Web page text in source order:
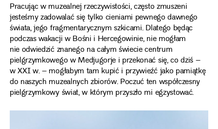
Pracując w muzealnej rzeczywistości, często zmuszeni
jesteśmy zadowalać się tylko cieniami pewnego dawnego
świata, jego fragmentarycznym szkicami. Dlatego będąc
podczas wakacji w Bośni i Hercegowinie, nie mogłam
nie odwiedzić znanego na całym świecie centrum
pielgrzymkowego w Medjugorje i przekonać się, co dziś –
w XXI w. – mogłabym tam kupić i przywieźć jako pamiątkę
do naszych muzealnych zbiorów. Poczuć ten współczesny
pielgrzymkowy świat, w którym przyszło mi egzystować.